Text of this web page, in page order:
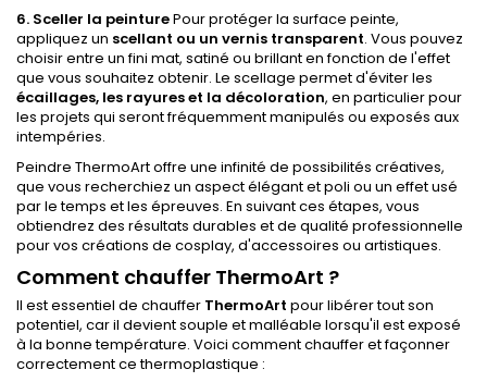
6. Sceller la peinturePour protéger la surface peinte,
appliquez un scellant ou un vernis transparent. Vous pouvez
choisir entre un fini mat, satiné ou brillant en fonction de l'effet
que vous souhaitez obtenir. Le scellage permet d'éviter les
écaillages, les rayures et la décoloration, en particulier pour
les projets qui seront fréquemment manipulés ou exposés aux
intempéries.
Peindre ThermoArt offre une infinité de possibilités créatives,
que vous recherchiez un aspect élégant et poli ou un effet usé
par le temps et les épreuves. En suivant ces étapes, vous
obtiendrez des résultats durables et de qualité professionnelle
pour vos créations de cosplay, d'accessoires ou artistiques.
Comment chauffer ThermoArt ?
Il est essentiel de chauffer ThermoArt pour libérer tout son
potentiel, car il devient souple et malléable lorsqu'il est exposé
à la bonne température. Voici comment chauffer et façonner
correctement ce thermoplastique :